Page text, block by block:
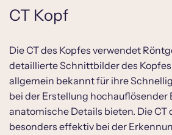
CT Kopf
Die CT des Kopfes verwendet
detaillierte Schnittbilder des Kopfes
allgemein bekannt für ihre
bei der Erstellung hochauflösender
anatomische Details bieten. Die CT
besonders effektiv bei der